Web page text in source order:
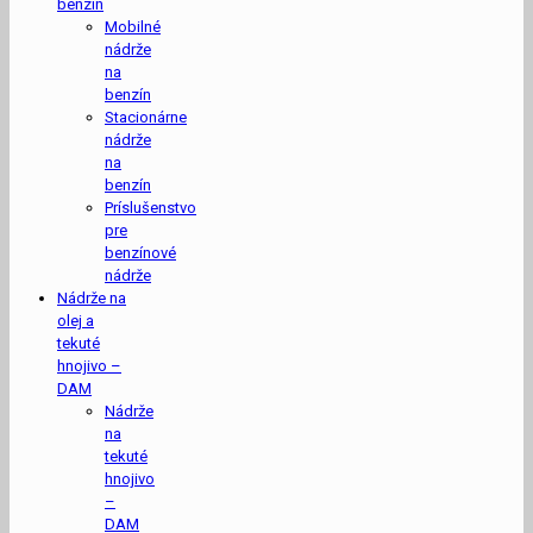
benzín
Mobilné
nádrže
na
benzín
Stacionárne
nádrže
na
benzín
Príslušenstvo
pre
benzínové
nádrže
Nádrže na
olej a
tekuté
hnojivo –
DAM
Nádrže
na
tekuté
hnojivo
–
DAM